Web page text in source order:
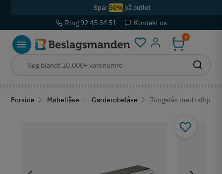
Spar 50%på outlet
Ring 92 45 34 51 Kontakt os
0
Forside Møbellåse Garderobelåse Tungelås med talhjul